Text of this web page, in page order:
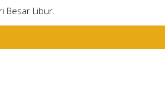
Besar Libur.